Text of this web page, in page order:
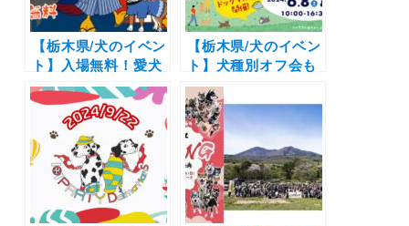
【栃木県/犬のイベン
ト】入場無料！愛犬
と遊園地で夜の夏祭
り「High！ハイ！那
須ハイ夏祭り」わん
ちゃん向けの特別出
店も（那須ハイラン
ドパーク）7/28-
7/29.8/13-8/15
【栃木県/犬のイベン
ト】犬種別オフ会も
開催「ワンダフルフ
ェスvol.1」（那須ハ
イランドパーク）
6/8・9